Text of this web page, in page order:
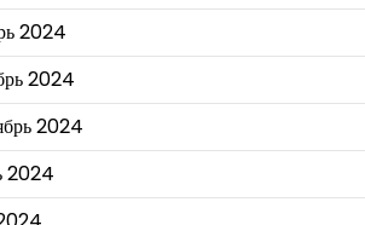
2024
2024
2024
2024